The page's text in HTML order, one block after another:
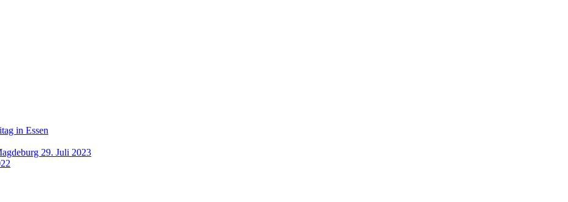
in Essen
29. Juli 2023